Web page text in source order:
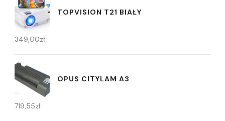
TOPVISION T21 BIAŁY
349,00zł
OPUS CITYLAM A3
719,55zł